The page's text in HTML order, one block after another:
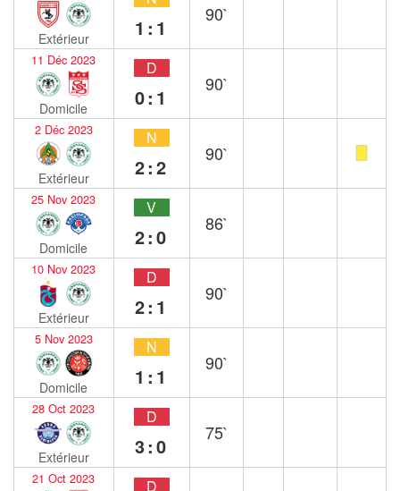
Extérieur 1:1
90`
11 Déc 2023
Domicile
D
0:1
90`
2 Déc 2023
Extérieur
N
2:2
90`
25 Nov 2023
Domicile
V
2:0
86`
10 Nov 2023
Extérieur
D
2:1
90`
5 Nov 2023
Domicile
N
1:1
90`
28 Oct 2023
Extérieur
D
3:0
75`
21 Oct 2023 D